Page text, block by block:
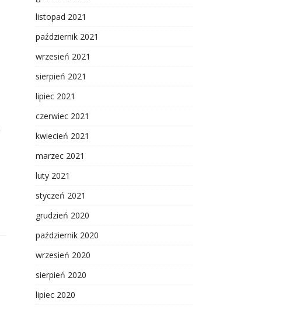
listopad 2021
październik 2021
wrzesień 2021
sierpień 2021
lipiec 2021
czerwiec 2021
kwiecień 2021
marzec 2021
luty 2021
styczeń 2021
grudzień 2020
październik 2020
wrzesień 2020
sierpień 2020
lipiec 2020